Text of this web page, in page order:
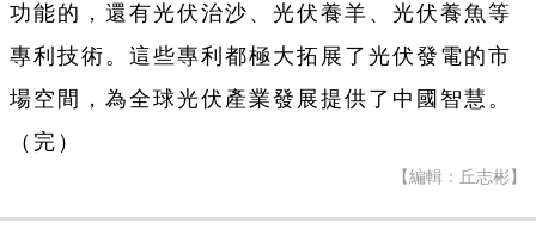
功能的，還有光伏治沙、光伏養羊、光伏養魚等
專利技術。這些專利都極大拓展了光伏發電的市
場空間，為全球光伏產業發展提供了中國智慧。
（完）
【編輯：丘志彬】